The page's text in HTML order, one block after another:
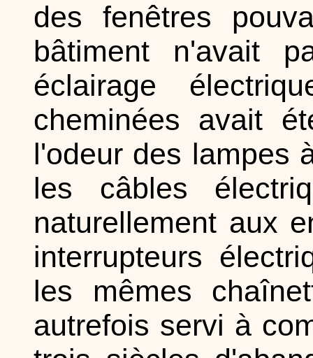
des fenêtres
bâtiment n'avait
éclairage
cheminées avait
l'odeur des lampes
les câbles
naturellement aux
interrupteurs
les mêmes
autrefois servi à